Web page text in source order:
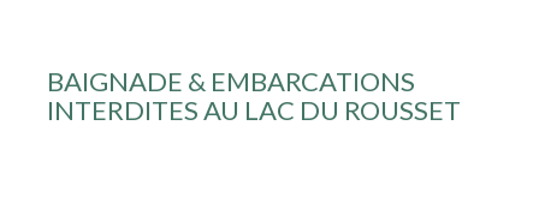
BAIGNADE & EMBARCATIONS
INTERDITES AU LAC DU ROUSSET